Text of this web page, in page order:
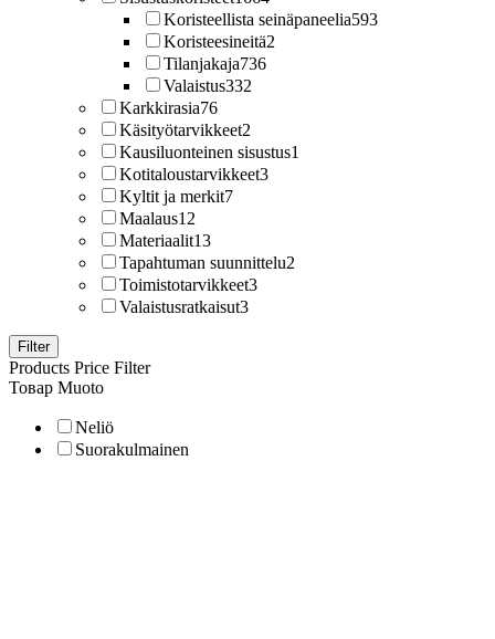
Koristeellista seinäpaneelia593
Koristeesineitä2
Tilanjakaja736
Valaistus332
Karkkirasia76
Käsityötarvikkeet2
Kausiluonteinen sisustus1
Kotitaloustarvikkeet3
Kyltit ja merkit7
Maalaus12
Materiaalit13
Tapahtuman suunnittelu2
Toimistotarvikkeet3
Valaistusratkaisut3
Filter
Products Price Filter
Товар Muoto
Neliö
Suorakulmainen